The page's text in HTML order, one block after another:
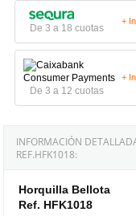
De 3 a 18 cuotas
+
De 3 a 12 cuotas
+
INFORMACIÓN
REF.HFK1018:
Horquilla Bellota
Ref. HFK1018